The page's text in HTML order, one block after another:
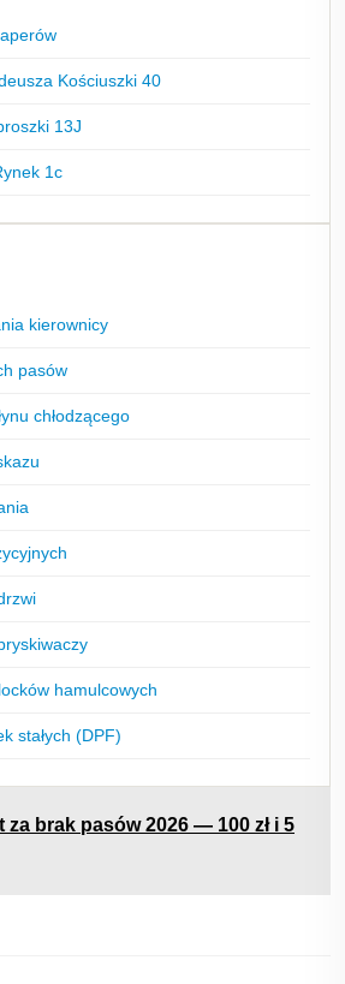
Kościuszki 40
13J
1c
kierownicy
pasów
chłodzącego
hamulcowych
stałych (DPF)
za brak pasów 2026 — 100 zł i 5